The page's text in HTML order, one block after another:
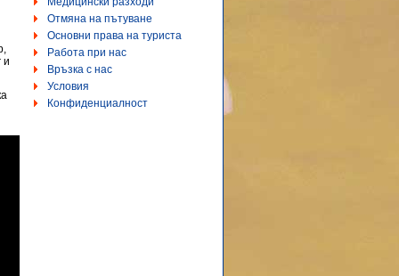
и
Отмяна на пътуване
Основни права на туриста
Работа при нас
Връзка с нас
Условия
Конфиденциалност